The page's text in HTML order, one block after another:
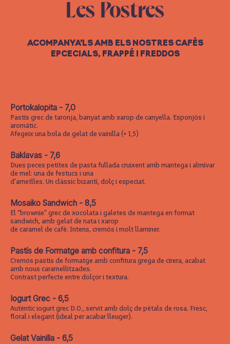
Les Postres
ACOMPANYA'LS AMB ELS NOSTRES CAFÈS
EPCECIALS, FRAPPÉ I FREDDOS
Portokalopita - 7,0
Pastís grec de taronja, banyat amb xarop de canyella. Esponjós i
aromàtic.
Afegeix una bola de gelat de vainilla (+ 1,5)
Baklavas - 7,6
Dues peces petites de pasta fullada cruixent amb mantega i almívar
de mel: una de festucs i una
d’ametlles. Un clàssic bizantí, dolç i especiat.
Mosaiko Sandwich - 8,5
El “brownie” grec de xocolata i galetes de mantega en format
sandwich, amb gelat de nata i xarop
de caramel de cafè. Intens, cremós i molt llaminer.
Pastís de Formatge amb confitura - 7,5
Cremós pastís de formatge amb confitura grega de cirera, acabat
amb nous caramel·litzades.
Contrast perfecte entre dolçor i textura.
Iogurt Grec - 6,5
Autèntic iogurt grec D.O., servit amb dolç de pètals de rosa. Fresc,
floral i elegant (ideal per acabar lleuger).
Gelat Vainilla - 6,5